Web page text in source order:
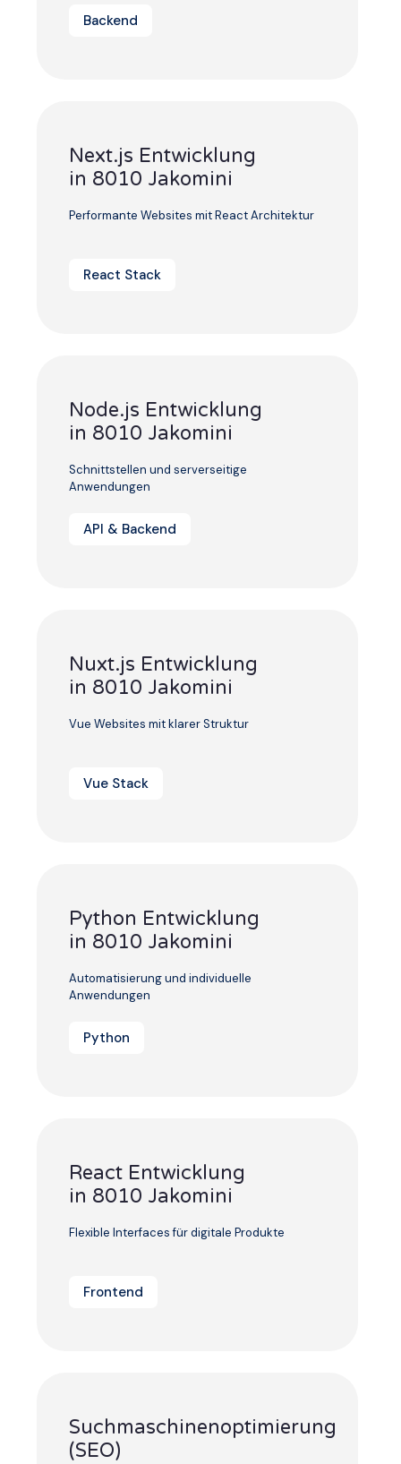
Backend
Next.js Entwicklung
in 8010 Jakomini
Performante Websites mit React Architektur
React Stack
Node.js Entwicklung
in 8010 Jakomini
Schnittstellen und serverseitige
Anwendungen
API & Backend
Nuxt.js Entwicklung
in 8010 Jakomini
Vue Websites mit klarer Struktur
Vue Stack
Python Entwicklung
in 8010 Jakomini
Automatisierung und individuelle
Anwendungen
Python
React Entwicklung
in 8010 Jakomini
Flexible Interfaces für digitale Produkte
Frontend
Suchmaschinenoptimierung
(SEO)